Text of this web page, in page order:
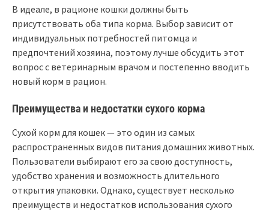
В идеале, в рационе кошки должны быть
присутствовать оба типа корма. Выбор зависит от
индивидуальных потребностей питомца и
предпочтений хозяина, поэтому лучше обсудить этот
вопрос с ветеринарным врачом и постепенно вводить
новый корм в рацион.
Преимущества и недостатки сухого корма
Сухой корм для кошек — это один из самых
распространенных видов питания домашних животных.
Пользователи выбирают его за свою доступность,
удобство хранения и возможность длительного
открытия упаковки. Однако, существует несколько
преимуществ и недостатков использования сухого